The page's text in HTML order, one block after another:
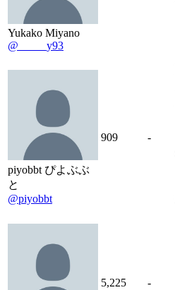
Yukako Miyano
@_____y93
piyobbt ぴよぶぶ
と
@piyobbt
909 -
5,225 -